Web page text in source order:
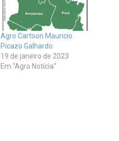
Agro Cartoon Mauricio
Picazo Galhardo
19 de janeiro de 2023
Em "Agro Notícia"